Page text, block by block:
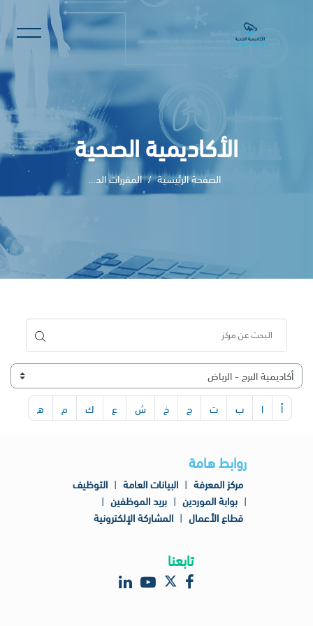
الأكاديمية الصحية
الصفحة الرئيسية المقررات الدراسية
أ ا ب ت ج خ ش ع ك م ه
روابط هامة
مركز المعرفة | البيانات العامة | التوظيف
| بوابة الموردين | بريد الموظفين |
قطاع الأعمال | المشاركة الإلكترونية
تابعنا